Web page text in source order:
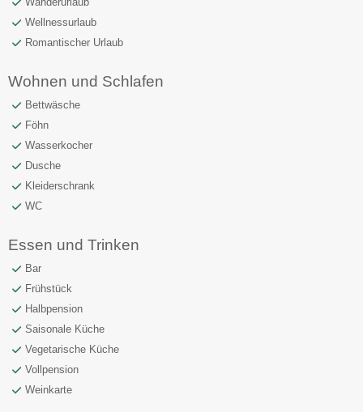
Wellnessurlaub
Romantischer Urlaub
Wohnen und Schlafen
Bettwäsche
Föhn
Wasserkocher
Dusche
Kleiderschrank
WC
Essen und Trinken
Bar
Frühstück
Halbpension
Saisonale Küche
Vegetarische Küche
Vollpension
Weinkarte